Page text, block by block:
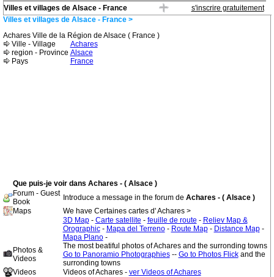
Villes et villages de Alsace - France
s'inscrire gratuitement
Villes et villages de Alsace - France >
Achares Ville de la Région de Alsace ( France )
Ville - Village
Achares
region - Province Alsace
Pays
France
Que puis-je voir dans Achares - ( Alsace )
Forum - Guest
Book
Introduce a message in the forum de Achares - ( Alsace )
Maps
We have Certaines cartes d' Achares >
3D Map- Carte satellite - feuille de route - Reliev Map &
Orographic- Mapa del Terreno- Route Map- Distance Map-
Mapa Plano-
Photos &
Videos
The most beatiful photos of Achares and the surronding towns
Go to Panoramio Photographies-- Go to Photos Flickand the
surronding towns
Videos
Videos of Achares - ver Videos of Achares